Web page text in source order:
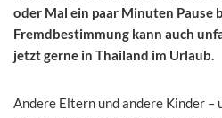
oder Mal ein paar Minuten Pause
Fremdbestimmung kann auch
jetzt gerne in Thailand im Urlaub.
Andere Eltern und andere Kinder –